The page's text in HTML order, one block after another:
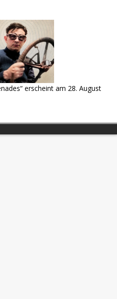
erscheint am 28. August